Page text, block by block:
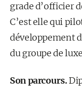
grade d’officier
C’est elle qui
développement
du groupe de
Son parcours.